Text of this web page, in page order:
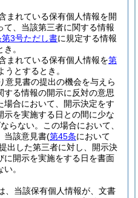
まれている保有個人情報を開
て、当該第三者に関する情報
第3号ただし書に規定する情報
。
まれている保有個人情報を第
とするとき。
意見書の提出の機会を与えら
る情報の開示に反対の意思
場合において、開示決定をす
示を実施する日との間に少な
らない。
この場合において、
当該意見書(第45条において
出した第三者に対し、開示決
に開示を実施をする日を書面
。
、当該保有個人情報が、文書